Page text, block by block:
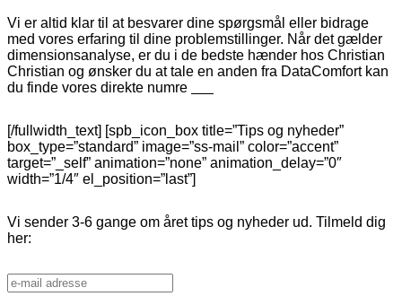
Vi er altid klar til at besvarer dine spørgsmål eller bidrage
med vores erfaring til dine problemstillinger. Når det gælder
dimensionsanalyse, er du i de bedste hænder hos Christian
Christian og ønsker du at tale en anden fra DataComfort kan
du finde vores direkte numre
[/fullwidth_text] [spb_icon_box title=”Tips og nyheder”
box_type=”standard” image=”ss-mail” color=”accent”
target=”_self” animation=”none” animation_delay=”0″
width=”1/4″ el_position=”last”]
Vi sender 3-6 gange om året tips og nyheder ud. Tilmeld dig
her: